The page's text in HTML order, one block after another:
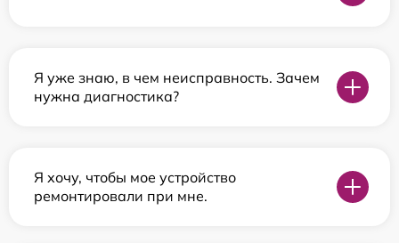
Я уже знаю, в чем неисправность. Зачем
нужна диагностика?
Я хочу, чтобы мое устройство
ремонтировали при мне.